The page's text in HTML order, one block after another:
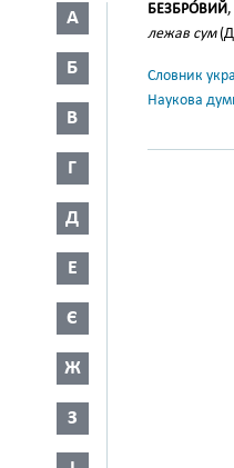
А
Б
В
Г
Д
Е
Є
Ж
З
БЕЗБРО́ВИЙ,
лежав сум
Словник
Наукова